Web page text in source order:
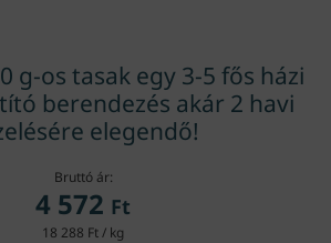
g-os tasak egy 3-5 fős házi
berendezés akár 2 havi
elegendő!
Bruttó ár:
4 572 Ft
18 288 Ft / kg